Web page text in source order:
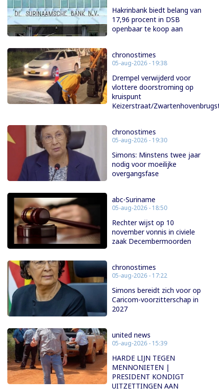
Hakrinbank biedt belang van
17,96 procent in DSB
openbaar te koop aan
chronostimes
05-aug-2026 - 19:38
Drempel verwijderd voor
vlottere doorstroming op
kruispunt
Keizerstraat/
chronostimes
05-aug-2026 - 19:30
Simons: Minstens twee jaar
nodig voor moeilijke
overgangsfase
abc-Suriname
05-aug-2026 - 18:50
Rechter wijst op 10
november vonnis in civiele
zaak Decembermoorden
chronostimes
05-aug-2026 - 17:22
Simons bereidt zich voor op
Caricom-voorzitterschap in
2027
united news
05-aug-2026 - 15:39
HARDE LIJN TEGEN
MENNONIETEN |
PRESIDENT KONDIGT
UITZETTINGEN AAN